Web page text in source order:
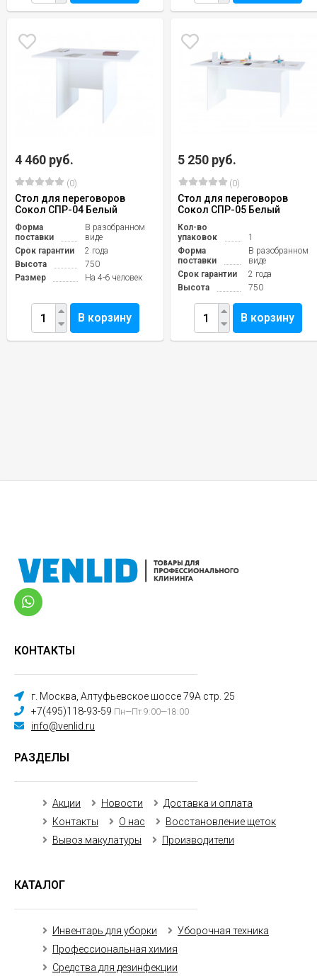
4 460 руб.
(0)
Стол для переговоров
Сокол СПР-04 Белый
Форма
поставки
В разобранном
виде
Срок гарантии
2 года
Высота
750
Размер
На 4-6 человек
В корзину
5 250 руб.
(0)
Стол для переговоров
Сокол СПР-05 Белый
Кол-во
упаковок
1
Форма
поставки
В разобранном
виде
Срок гарантии
2 года
Высота
750
В корзину
КОНТАКТЫ
г. Москва, Алтуфьевское шоссе 79А стр. 25
+7(495)118-93-59 Пн—Пт 9:00—18:00
info@venlid.ru
РАЗДЕЛЫ
Акции Новости
Доставка и оплата
Контакты
О нас
Восстановление щеток
Вывоз макулатуры
Производители
КАТАЛОГ
Инвентарь для уборки
Уборочная техника
Профессиональная химия
Средства для дезинфекции